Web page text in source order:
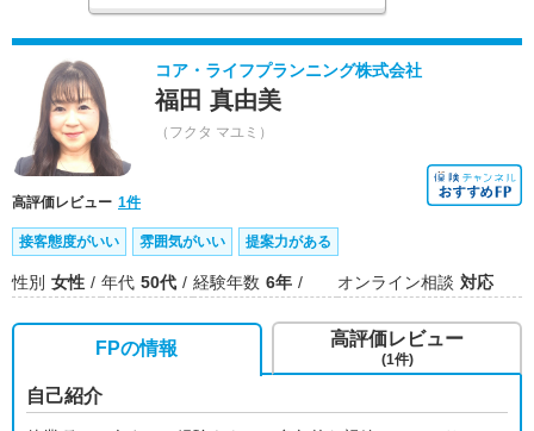
コア・ライフプランニング株式会社
福田 真由美
（フクタ マユミ）
高評価レビュー 1件
接客態度がいい 雰囲気がいい 提案力がある
性別 女性 年代 50代 経験年数 6年 オンライン相談 対応
FPの情報
自己紹介
高評価レビュー
(1件)